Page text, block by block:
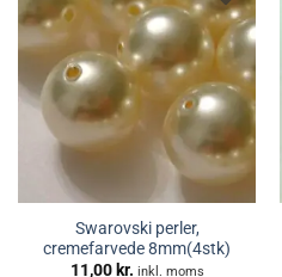
Swarovski perler,
cremefarvede 8mm(4stk)
11,00 kr. inkl. moms